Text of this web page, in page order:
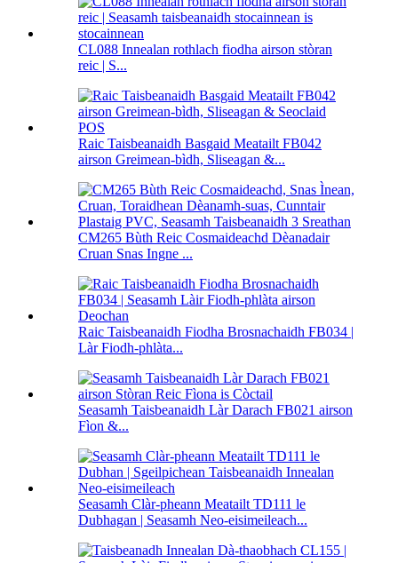
CL088 Innealan rothlach fiodha airson stòran
reic | S...
Raic Taisbeanaidh Basgaid Meatailt FB042
airson Greimean-bìdh, Sliseagan &...
CM265 Bùth Reic Cosmaideachd Dèanadair
Cruan Snas Ingne ...
Raic Taisbeanaidh Fiodha Brosnachaidh FB034 |
Làr Fiodh-phlàta...
Seasamh Taisbeanaidh Làr Darach FB021 airson
Fìon &...
Seasamh Clàr-pheann Meatailt TD111 le
Dubhagan | Seasamh Neo-eisimeileach...